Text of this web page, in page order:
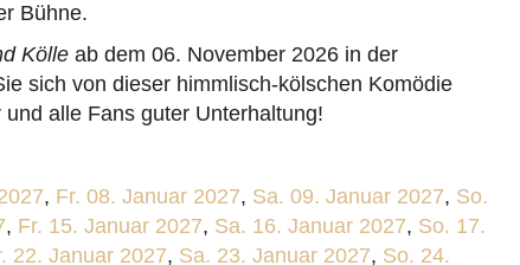
Bühne.
Kölle ab dem 06. November 2026 in der
sich von dieser himmlisch-kölschen Komödie
alle Fans guter Unterhaltung!
, Fr. 08. Januar 2027, Sa. 09. Januar 2027, So.
, Fr. 15. Januar 2027, Sa. 16. Januar 2027, So. 17.
22. Januar 2027, Sa. 23. Januar 2027, So. 24.